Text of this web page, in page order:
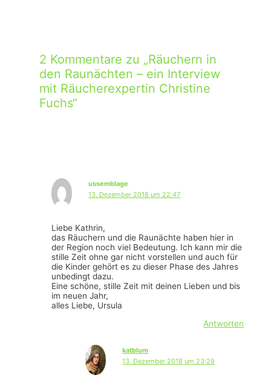
2 Kommentare zu „Räuchern in
den Raunächten – ein Interview
mit Räucherexpertin Christine
Fuchs“
ussemblage
13. Dezember 2018 um 22:47
Liebe Kathrin,
das Räuchern und die Raunächte haben hier in
der Region noch viel Bedeutung. Ich kann mir die
stille Zeit ohne gar nicht vorstellen und auch für
die Kinder gehört es zu dieser Phase des Jahres
unbedingt dazu.
Eine schöne, stille Zeit mit deinen Lieben und bis
im neuen Jahr,
alles Liebe, Ursula
Antworten
katblum
13. Dezember 2018 um 23:29